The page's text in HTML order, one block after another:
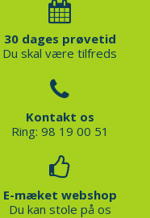
30 dages prøvetid
Du skal være tilfreds
Kontakt os
Ring: 98 19 00 51
E-mæket webshop
Du kan stole på os